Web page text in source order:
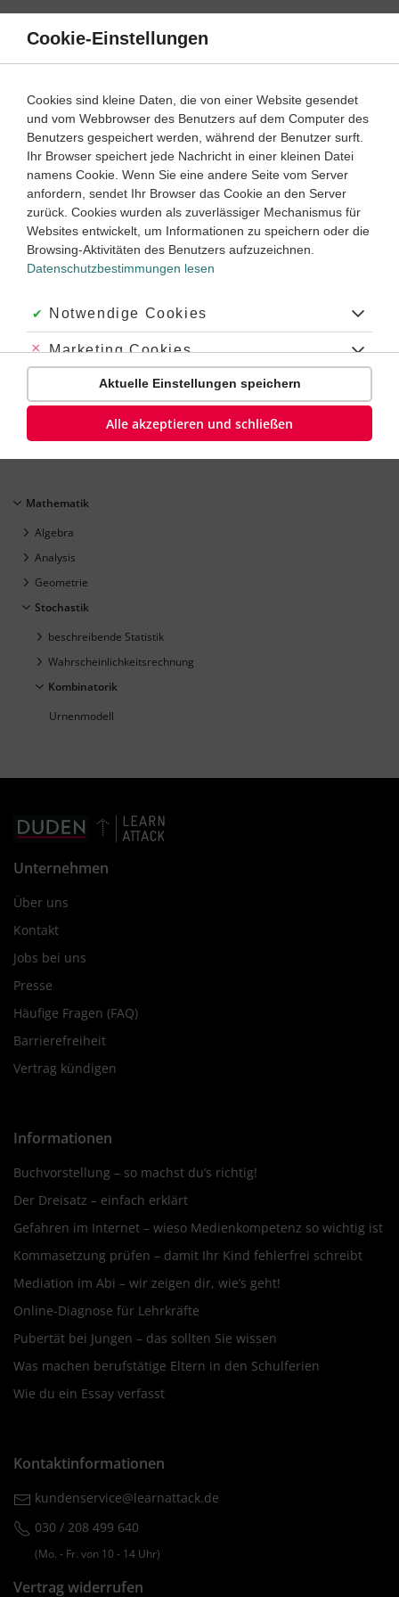
Direkt
Inhalt
Klassenarbeiten und Abiturprüfungen
Klassenarbeit
Kombinatorik (1)
Mathematik Klasse8
Klassenarbeit
Mathematik Klasse8
Dauer:
45 Minuten
Mathematik
Algebra
Analysis
Geometrie
Stochastik
beschreibende Statistik
Wahrscheinlichkeitsrechnung
Kombinatorik
Urnenmodell
Unternehmen
Über uns
Kontakt
Jobs bei uns
Presse
Häufige Fragen (FAQ)
Barrierefreiheit
Vertrag kündigen
Informationen
Buchvorstellung – so machst du’s richtig!
Der Dreisatz – einfach erklärt
Gefahren im Internet – wieso Medienkompetenz so wichtig ist
Kommasetzung prüfen – damit Ihr Kind fehlerfrei schreibt
Mediation im Abi – wir zeigen dir, wie’s geht!
Online-Diagnose für Lehrkräfte
Pubertät bei Jungen – das sollten Sie wissen
Was machen berufstätige Eltern in den Schulferien
Wie du ein Essay verfasst
Kontaktinformationen
kundenservice@learnattack.de
030 / 208 499 640
(Mo. ‐ Fr. von 10 ‐ 14 Uhr)
Vertrag widerrufen
Cookie-Einstellungen
Cookies sind kleine Daten, die von einer Website gesendet
und vom Webbrowser des Benutzers auf dem Computer des
Benutzers gespeichert werden, während der Benutzer surft.
Ihr Browser speichert jede Nachricht in einer kleinen Datei
namens Cookie. Wenn Sie eine andere Seite vom Server
anfordern, sendet Ihr Browser das Cookie an den Server
zurück. Cookies wurden als zuverlässiger Mechanismus für
Websites entwickelt, um Informationen zu speichern oder die
Browsing-Aktivitäten des Benutzers aufzuzeichnen.
Datenschutzbestimmungen lesen
Akzeptiert:
Notwendige Cookies
Abgelehnt:
Marketing Cookies
Abgelehnt:
Personalisierungs-Cookies
Aktuelle Einstellungen speichern
Alle akzeptieren und schließen